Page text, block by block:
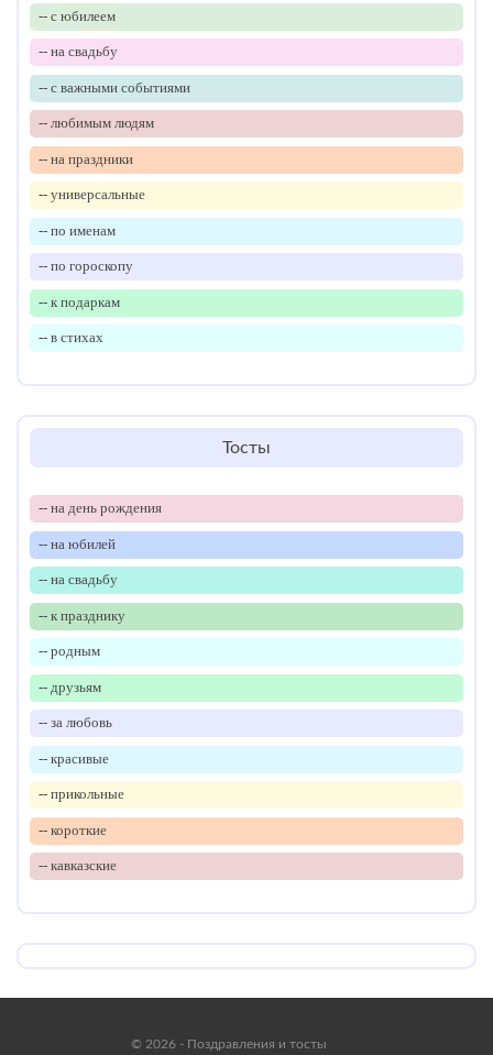
-- с юбилеем
-- на свадьбу
-- с важными событиями
-- любимым людям
-- на праздники
-- универсальные
-- по именам
-- по гороскопу
-- к подаркам
-- в стихах
Тосты
-- на день рождения
-- на юбилей
-- на свадьбу
-- к празднику
-- родным
-- друзьям
-- за любовь
-- красивые
-- прикольные
-- короткие
-- кавказские
© 2026 - Поздравления и тосты